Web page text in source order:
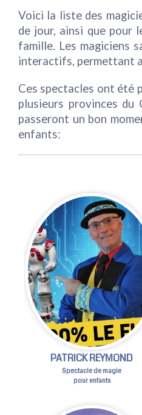
Voici la liste des
de jour, ainsi que pour
famille. Les magiciens
interactifs, permettant
Ces spectacles ont été
plusieurs provinces du
passeront un bon
enfants:
PATRICK REYMOND
Spectacle de magie
pour enfants